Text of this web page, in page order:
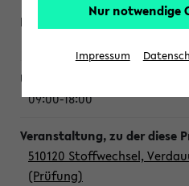
09:00-18:00
510120 Stoffwechsel,
(Prüfung)
Nur notwendige
Impressum